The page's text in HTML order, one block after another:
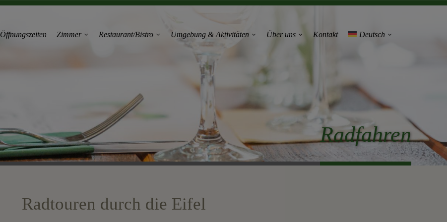
Öffnungszeiten Zimmer Restaurant/Bistro Umgebung & Aktivitäten Über uns Kontakt Deutsch
Radfahren
Radtouren durch die Eifel